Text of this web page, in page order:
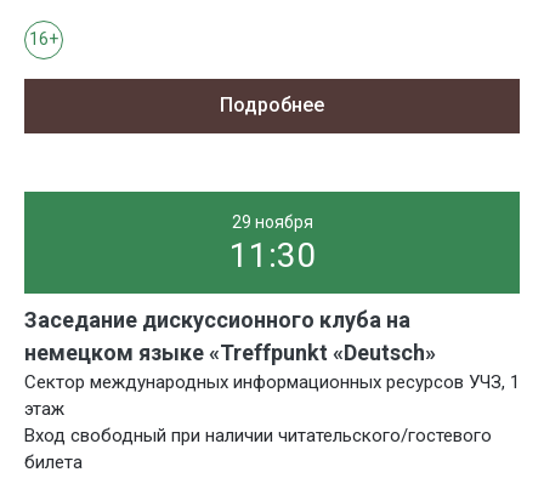
16+
Подробнее
29 ноября
11:30
Заседание дискуссионного клуба на
немецком языке «Treffpunkt «Deutsch»
Сектор международных информационных ресурсов УЧЗ, 1
этаж
Вход свободный при наличии читательского/гостевого
билета